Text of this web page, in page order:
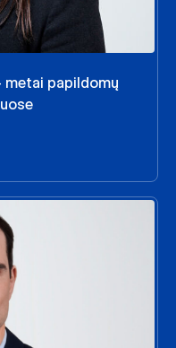
papildomų